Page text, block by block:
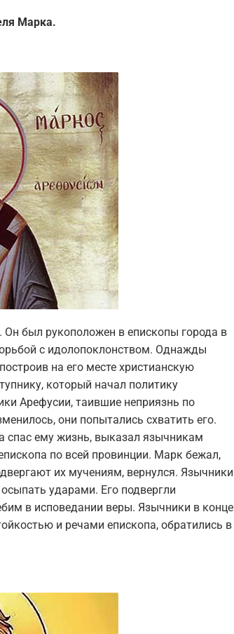
Марка.
был рукоположен в епископы города в
с идолопоклонством. Однажды
на его месте христианскую
который начал политику
Арефусии, таившие неприязнь по
они попытались схватить его.
спас ему жизнь, выказал язычникам
по всей провинции. Марк бежал,
их мучениям, вернулся. Язычники
ударами. Его подвергли
в исповедании веры. Язычники в конце
и речами епископа, обратились в